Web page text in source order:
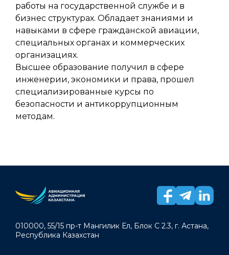
работы на государственной службе и в
бизнес структурах. Обладает знаниями и
навыками в сфере гражданской авиации,
специальных органах и коммерческих
организациях.
Высшее образование получил в сфере
инженерии, экономики и права, прошел
специализированные курсы по
безопасности и антикоррупционным
методам.
010000, 55/15 пр-т Мангилик Ел, Блок С 2.3, г. Астана,
Республика Казахстан